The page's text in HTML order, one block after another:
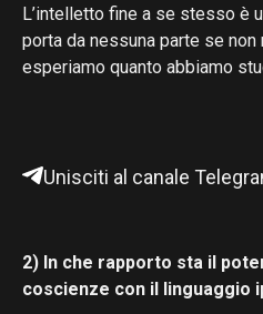
L’intelletto fine a se stesso è
porta da nessuna parte se
esperiamo quanto abbiamo
Unisciti al canale
2) In che rapporto sta il
coscienze con il linguaggio